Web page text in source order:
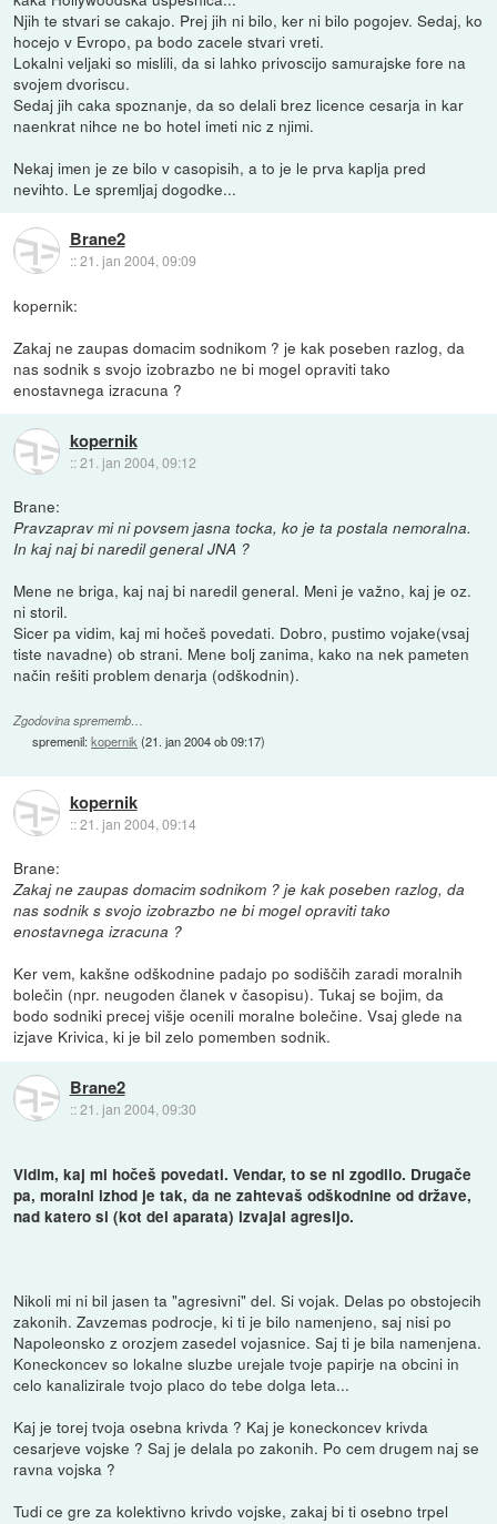
Njih te stvari se cakajo. Prej jih ni bilo, ker ni bilo pogojev. Sedaj, ko
hocejo v Evropo, pa bodo zacele stvari vreti.
Lokalni veljaki so mislili, da si lahko privoscijo samurajske fore na
svojem dvoriscu.
Sedaj jih caka spoznanje, da so delali brez licence cesarja in kar
naenkrat nihce ne bo hotel imeti nic z njimi.
Nekaj imen je ze bilo v casopisih, a to je le prva kaplja pred
nevihto. Le spremljaj dogodke...
Brane2
::21. jan 2004, 09:09
kopernik:
Zakaj ne zaupas domacim sodnikom ? je kak poseben razlog, da
nas sodnik s svojo izobrazbo ne bi mogel opraviti tako
enostavnega izracuna ?
kopernik
::21. jan 2004, 09:12
Brane:
Pravzaprav mi ni povsem jasna tocka, ko je ta postala nemoralna.
In kaj naj bi naredil general JNA ?
Mene ne briga, kaj naj bi naredil general. Meni je važno, kaj je oz.
ni storil.
Sicer pa vidim, kaj mi hočeš povedati. Dobro, pustimo vojake(vsaj
tiste navadne) ob strani. Mene bolj zanima, kako na nek pameten
način rešiti problem denarja (odškodnin).
Zgodovina sprememb…
spremenil:kopernik(21. jan 2004 ob 09:17)
kopernik
::21. jan 2004, 09:14
Brane:
Zakaj ne zaupas domacim sodnikom ? je kak poseben razlog, da
nas sodnik s svojo izobrazbo ne bi mogel opraviti tako
enostavnega izracuna ?
Ker vem, kakšne odškodnine padajo po sodiščih zaradi moralnih
bolečin (npr. neugoden članek v časopisu). Tukaj se bojim, da
bodo sodniki precej višje ocenili moralne bolečine. Vsaj glede na
izjave Krivica, ki je bil zelo pomemben sodnik.
Brane2
::21. jan 2004, 09:30
Vidim, kaj mi hočeš povedati. Vendar, to se ni zgodilo. Drugače
pa, moralni izhod je tak, da ne zahtevaš odškodnine od države,
nad katero si (kot del aparata) izvajal agresijo.
Nikoli mi ni bil jasen ta "agresivni" del. Si vojak. Delas po obstojecih
zakonih. Zavzemas podrocje, ki ti je bilo namenjeno, saj nisi po
Napoleonsko z orozjem zasedel vojasnice. Saj ti je bila namenjena.
Koneckoncev so lokalne sluzbe urejale tvoje papirje na obcini in
celo kanalizirale tvojo placo do tebe dolga leta...
Kaj je torej tvoja osebna krivda ? Kaj je koneckoncev krivda
cesarjeve vojske ? Saj je delala po zakonih. Po cem drugem naj se
ravna vojska ?
Tudi ce gre za kolektivno krivdo vojske, zakaj bi ti osebno trpel